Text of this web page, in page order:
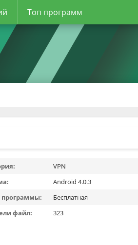
Топ программ
VPN
Android 4.0.3
программы:
Бесплатная
файл:
323